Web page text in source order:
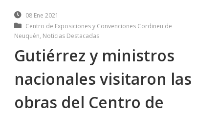
08 Ene 2021
Centro de Exposiciones y Convenciones Cordineu de
Neuquén, Noticias Destacadas
Gutiérrez y ministros
nacionales visitaron las
obras del Centro de